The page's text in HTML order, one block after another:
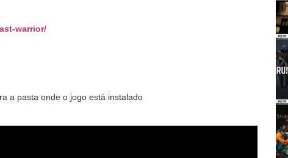
warrior/
a pasta onde o jogo está instalado